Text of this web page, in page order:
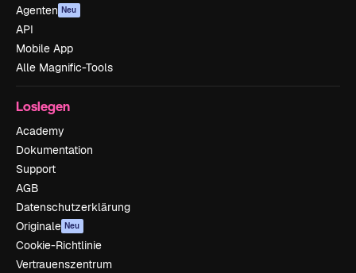
Agenten Neu
API
Mobile App
Alle Magnific-Tools
Loslegen
Academy
Dokumentation
Support
AGB
Datenschutzerklärung
Originale Neu
Cookie-Richtlinie
Vertrauenszentrum